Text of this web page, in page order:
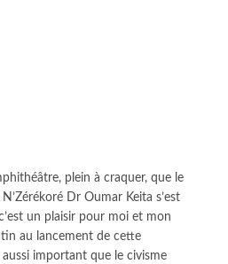
plein à craquer, que le
Dr Oumar Keita s’est
un plaisir pour moi et mon
au lancement de cette
important que le civisme